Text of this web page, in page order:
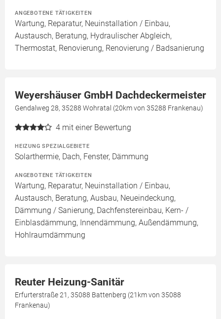
ANGEBOTENE TÄTIGKEITEN
Wartung, Reparatur, Neuinstallation / Einbau,
Austausch, Beratung, Hydraulischer Abgleich,
Thermostat, Renovierung, Renovierung / Badsanierung
Weyershäuser GmbH Dachdeckermeister
Gendalweg 28, 35288 Wohratal (20km von 35288 Frankenau)
4 mit einer Bewertung
HEIZUNG SPEZIALGEBIETE
Solarthermie, Dach, Fenster, Dämmung
ANGEBOTENE TÄTIGKEITEN
Wartung, Reparatur, Neuinstallation / Einbau,
Austausch, Beratung, Ausbau, Neueindeckung,
Dämmung / Sanierung, Dachfenstereinbau, Kern- /
Einblasdämmung, Innendämmung, Außendämmung,
Hohlraumdämmung
Reuter Heizung-Sanitär
Erfurterstraße 21, 35088 Battenberg (21km von 35088
Frankenau)